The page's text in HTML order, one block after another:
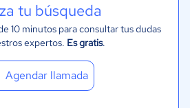
tu búsqueda
10 minutos para consultar tus dudas
expertos. Es gratis.
Agendar llamada